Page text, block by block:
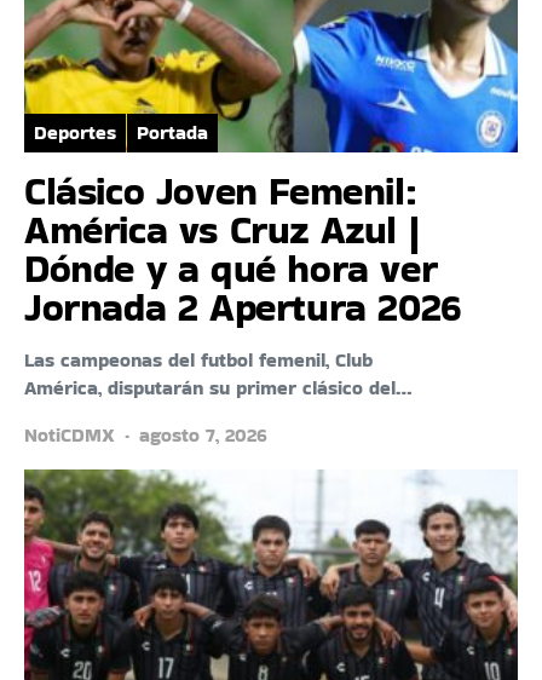
Deportes Portada
Clásico Joven Femenil:
América vs Cruz Azul |
Dónde y a qué hora ver
Jornada 2 Apertura 2026
Las campeonas del futbol femenil, Club
América, disputarán su primer clásico del…
NotiCDMX
agosto 7, 2026